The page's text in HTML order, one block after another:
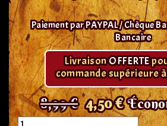
Paiement par PAYPAL / Chèque
Bancaire
LivraisonOFFERTE
commande supérieure
8,99 € 4,50 €